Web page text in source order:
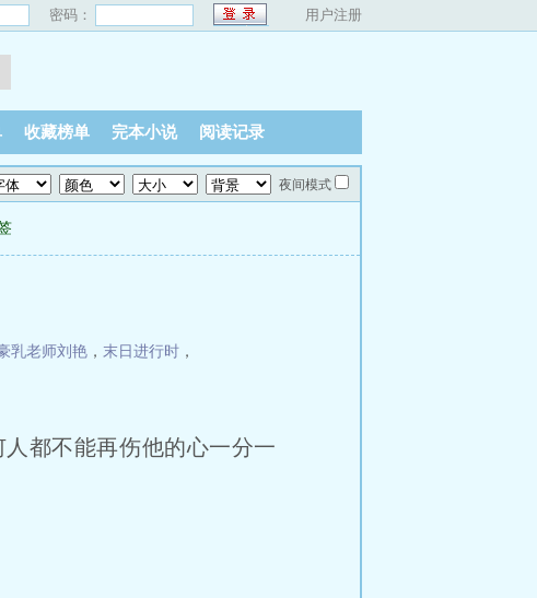
密码： 用户注册
收藏榜单 完本小说 阅读记录
夜间模式
乳老师刘艳 ， 末日进行时 ，
都不能再伤他的心一分一